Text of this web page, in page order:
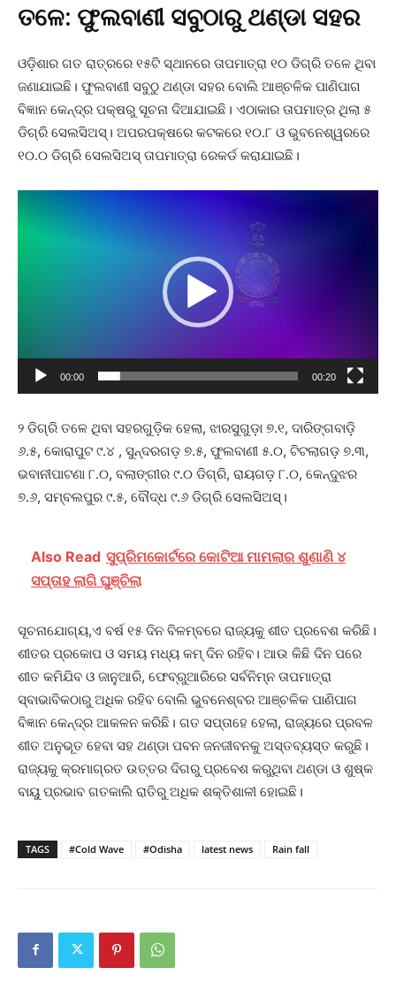
ତଳେ: ଫୁଲବାଣୀ ସବୁଠାରୁ ଥଣ୍ଡା ସହର
ଓଡ଼ିଶାର ଗତ ରାତ୍ରରେ ୧୫ଟି ସ୍ଥାନରେ ତାପମାତ୍ରା ୧୦ ଡିଗ୍ରି ତଳେ ଥିବା
ଜଣାଯାଇଛି। ଫୁଲବାଣୀ ସବୁଠୁ ଥଣ୍ଡା ସହର ବୋଲି ଆଞ୍ଚଳିକ ପାଣିପାଗ
ବିଜ୍ଞାନ କେନ୍ଦ୍ର ପକ୍ଷରୁ ସୂଚନା ଦିଆଯାଇଛି। ଏଠାକାର ତାପମାତ୍ର ଥିଲା ୫
ଡିଗ୍ରି ସେଲସିଅସ୍। ଅପରପକ୍ଷରେ କଟକରେ ୧୦.୮ ଓ ଭୁବନେଶ୍ୱରରେ
୧୦.୦ ଡିଗ୍ରି ସେଲସିଅସ୍ ତାପମାତ୍ରା ରେକର୍ଡ କରାଯାଇଛି।
00:00 00:20
୨ ଡିଗ୍ରି ତଳେ ଥିବା ସହରଗୁଡ଼ିକ ହେଲା, ଝାରସୁଗୁଡ଼ା ୭.୧, ଦାରିଙ୍ଗବାଡ଼ି
୬.୫, କୋରାପୁଟ ୯.୪ , ସୁନ୍ଦରଗଡ଼ ୭.୫, ଫୁଲବାଣୀ ୫.୦, ଟିଟଲାଗଡ଼ ୭.୩,
ଭବାନୀପାଟଣା ୮.୦, ବଲାଙ୍ଗୀର ୯.୦ ଡିଗ୍ରି, ରାୟଗଡ଼ ୮.୦, କେନ୍ଦୁଝର
୭.୬, ସମ୍ବଲପୁର ୯.୫, ବୌଦ୍ଧ ୯.୬ ଡିଗ୍ରି ସେଲସିଅସ୍।
Also Read ସୁପ୍ରିମକୋର୍ଟରେ କୋଟିଆ ମାମଲାର ଶୁଣାଣି ୪
ସପ୍ତାହ ଲାଗି ଘୁଞ୍ଚିଲା
ସୂଚନାଯୋଗ୍ୟ,ଏ ବର୍ଷ ୧୫ ଦିନ ବିଳମ୍ବରେ ରାଜ୍ୟକୁ ଶୀତ ପ୍ରବେଶ କରିଛି।
ଶୀତର ପ୍ରକୋପ ଓ ସମୟ ମଧ୍ୟ କମ୍ ଦିନ ରହିବ। ଆଉ କିଛି ଦିନ ପରେ
ଶୀତ କମିଯିବ ଓ ଜାନୁଆରି, ଫେବ୍ରୁଆରିରେ ସର୍ବନିମ୍ନ ତାପମାତ୍ରା
ସ୍ବାଭାବିକଠାରୁ ଅଧିକ ରହିବ ବୋଲି ଭୁବନେଶ୍ବର ଆଞ୍ଚଳିକ ପାଣିପାଗ
ବିଜ୍ଞାନ କେନ୍ଦ୍ର ଆକଳନ କରିଛି। ଗତ ସପ୍ତାହେ ହେଲା, ରାଜ୍ୟରେ ପ୍ରବଳ
ଶୀତ ଅନୁଭୂତ ହେବା ସହ ଥଣ୍ଡା ପବନ ଜନଜୀବନକୁ ଅସ୍ତବ୍ୟସ୍ତ କରୁଛି।
ରାଜ୍ୟକୁ କ୍ରମାଗ୍ରତ ଉତ୍ତର ଦିଗରୁ ପ୍ରବେଶ କରୁଥିବା ଥଣ୍ଡା ଓ ଶୁଷ୍କ
ବାୟୁ ପ୍ରଭାବ ଗତକାଲି ରାତିରୁ ଅଧିକ ଶକ୍ତିଶାଳୀ ହୋଇଛି।
TAGS #Cold Wave #Odisha latest news Rain fall